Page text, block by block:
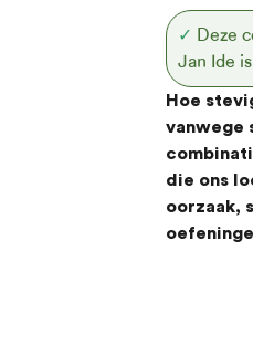
✓ Deze
Jan Ide
Hoe
vanwege
die ons
oorzaak,